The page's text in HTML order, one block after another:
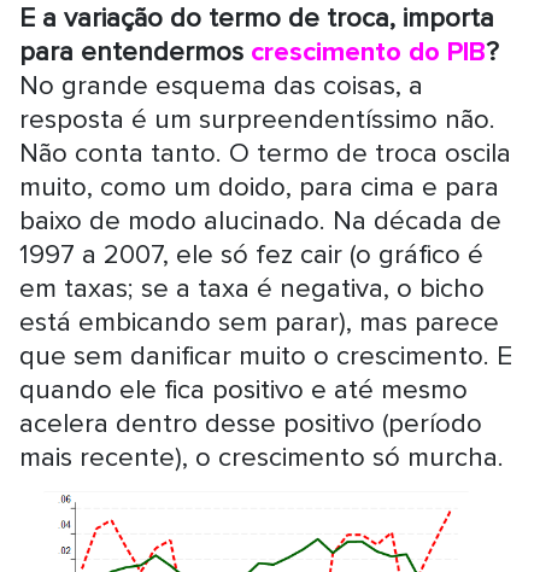
E a variação do termo de troca, importa
para entendermos crescimento do PIB?
No grande esquema das coisas, a
resposta é um surpreendentíssimo não.
Não conta tanto. O termo de troca oscila
muito, como um doido, para cima e para
baixo de modo alucinado. Na década de
1997 a 2007, ele só fez cair (o gráfico é
em taxas; se a taxa é negativa, o bicho
está embicando sem parar), mas parece
que sem danificar muito o crescimento. E
quando ele fica positivo e até mesmo
acelera dentro desse positivo (período
mais recente), o crescimento só murcha.